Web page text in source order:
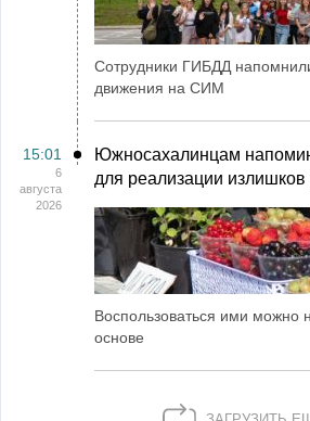
Сотрудники ГИБДД
движения на СИМ
15:01
6
августа
2026
Южносахалинцам
для реализации
Воспользоваться ими можно
основе